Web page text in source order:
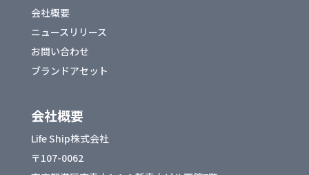
会社概要
ニュースリリース
お問い合わせ
ブランドアセット
会社概要
Life Ship株式会社
〒107-0062